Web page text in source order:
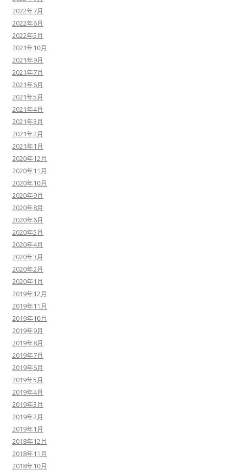
2022年7月
2022年6月
2022年5月
2021年10月
2021年9月
2021年7月
2021年6月
2021年5月
2021年4月
2021年3月
2021年2月
2021年1月
2020年12月
2020年11月
2020年10月
2020年9月
2020年8月
2020年6月
2020年5月
2020年4月
2020年3月
2020年2月
2020年1月
2019年12月
2019年11月
2019年10月
2019年9月
2019年8月
2019年7月
2019年6月
2019年5月
2019年4月
2019年3月
2019年2月
2019年1月
2018年12月
2018年11月
2018年10月